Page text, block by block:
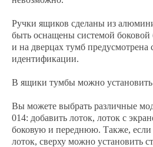
Ручки ящиков сделаны из
быть оснащены системой
и на дверцах тумб предусмотрена
идентификации.
В ящики тумбы можно
Вы можете выбрать различные
014: добавить лоток, лоток с
боковую и переднюю. Также, если
лоток, сверху можно установить